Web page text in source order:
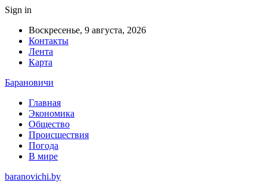
Sign in
Воскресенье, 9 августа, 2026
Контакты
Лента
Карта
Барановичи
Главная
Экономика
Общество
Происшествия
Погода
В мире
baranovichi.by